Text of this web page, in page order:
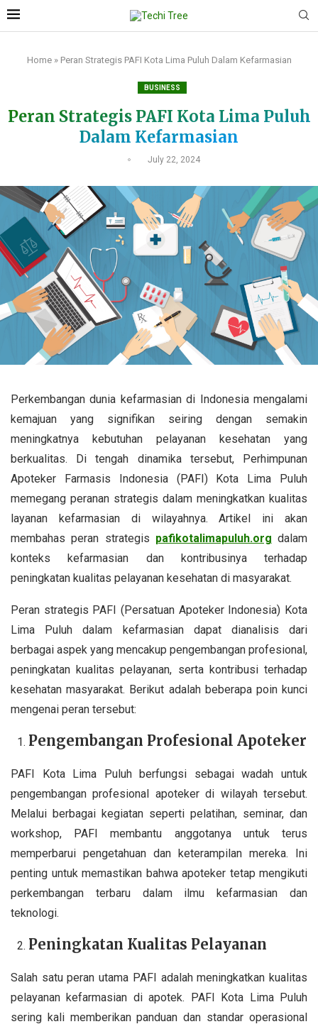
Home» Peran Strategis PAFI Kota Lima Puluh Dalam Kefarmasian
BUSINESS
Peran Strategis PAFI Kota Lima Puluh
Dalam Kefarmasian
July 22, 2024
Perkembangan dunia kefarmasian di Indonesia mengalami
kemajuan yang signifikan seiring dengan semakin
meningkatnya kebutuhan pelayanan kesehatan yang
berkualitas. Di tengah dinamika tersebut, Perhimpunan
Apoteker Farmasis Indonesia (PAFI) Kota Lima Puluh
memegang peranan strategis dalam meningkatkan kualitas
layanan kefarmasian di wilayahnya. Artikel ini akan
membahas peran strategis pafikotalimapuluh.org dalam
konteks kefarmasian dan kontribusinya terhadap
peningkatan kualitas pelayanan kesehatan di masyarakat.
Peran strategis PAFI (Persatuan Apoteker Indonesia) Kota
Lima Puluh dalam kefarmasian dapat dianalisis dari
berbagai aspek yang mencakup pengembangan profesional,
peningkatan kualitas pelayanan, serta kontribusi terhadap
kesehatan masyarakat. Berikut adalah beberapa poin kunci
mengenai peran tersebut:
Pengembangan Profesional Apoteker
PAFI Kota Lima Puluh berfungsi sebagai wadah untuk
pengembangan profesional apoteker di wilayah tersebut.
Melalui berbagai kegiatan seperti pelatihan, seminar, dan
workshop, PAFI membantu anggotanya untuk terus
memperbarui pengetahuan dan keterampilan mereka. Ini
penting untuk memastikan bahwa apoteker tetap mengikuti
perkembangan terbaru dalam ilmu kefarmasian dan
teknologi.
Peningkatan Kualitas Pelayanan
Salah satu peran utama PAFI adalah meningkatkan kualitas
pelayanan kefarmasian di apotek. PAFI Kota Lima Puluh
sering kali memberikan panduan dan standar operasional